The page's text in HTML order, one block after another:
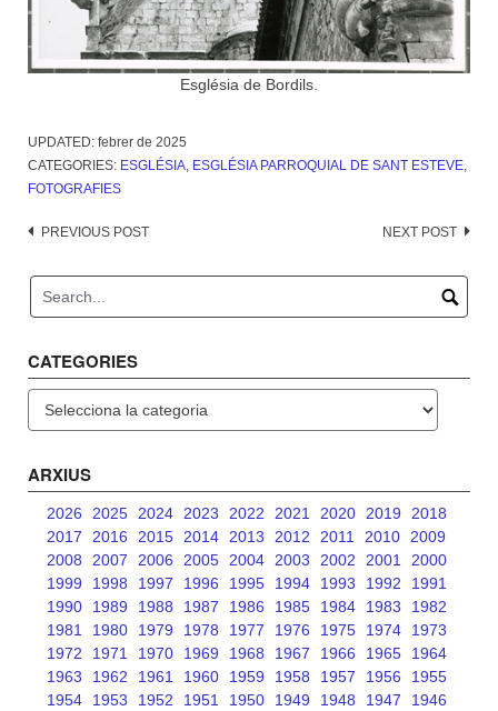
Església de Bordils.
UPDATED: febrer de 2025
CATEGORIES: ESGLÉSIA, ESGLÉSIA PARROQUIAL DE SANT ESTEVE,
FOTOGRAFIES
Post
PREVIOUS POST NEXT POST
CATEGORIES
ARXIUS
2026 2025 2024 2023 2022 2021 2020 2019
2018
2017
2016 2015 2014 2013 2012 2011 2010
2009
2008
2007 2006 2005 2004 2003 2002 2001
2000
1999
1998 1997 1996 1995 1994 1993 1992
1991
1990
1989 1988 1987 1986 1985 1984 1983
1982
1981
1980 1979 1978 1977 1976 1975 1974
1973
1972
1971 1970 1969 1968 1967 1966 1965
1964
1963
1962 1961 1960 1959 1958 1957 1956
1955
1954
1953 1952 1951 1950 1949 1948 1947
1946